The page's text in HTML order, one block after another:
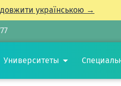
українською →
Университеты